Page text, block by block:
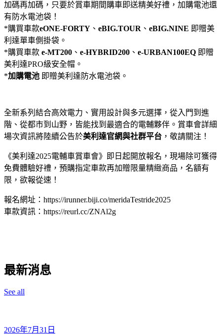
加碼再加碼，只要於賞車期間購車即送精美好禮，加購電池還
有防水電池袋！
*購買車款eONE-FORTY 、 eBIG.TOUR 、 eBIG.NINE 即贈美
利達單車側掛袋。
*購買車款 e-MT200 、 e-HYBRID200 、 e-URBAN100EQ 即贈
美利達PRO級安全帽。
*加購電池 即贈美利達防水電池袋。
全新系列結合高效電力、實用設計與多元選擇，從入門到進
階、從都市到山野，皆能找到最適合的電輔夥伴。賞車會詳細
場次資訊將陸續公告於美利達官網與社群平台 ，敬請關注！
《美利達2025電輔車賞車會》即日起開放報名，現場除可獲得
免費體驗好禮，預購指定車款再加贈限量精緻商品，名額有
限，欲報從速！
報名網址：https://irunner.biji.co/meridaTestride2025
車款資訊：https://reurl.cc/ZNAl2g
最新消息
See all
2026年7月31日